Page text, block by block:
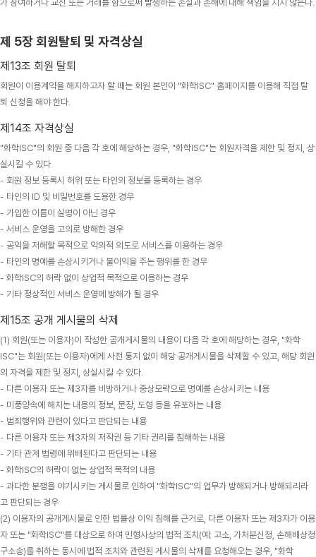
가 참여하거나 교신 또는 거래를 함으로써 발생하는 손실과 손해에 대해 책임을 지지 않는다.
제 5장 회원탈퇴 및 자격상실
제13조 회원 탈퇴
회원이 이용계약을 해지하고자 할 때는 회원 본인이 "화학ISC" 홈페이지를 이용해 직접 탈
퇴 신청을 해야 한다.
제14조 자격상실
"화학ISC"의 회원 중 다음 각 호에 해당하는 경우, "화학ISC"는 회원자격을 제한 및 정지, 상
실시킬 수 있다.
- 회원 정보 등록시 허위 또는 타인의 정보를 등록하는 경우
- 타인의 ID 및 비밀번호를 도용한 경우
- 가입한 이름이 실명이 아닌 경우
- 서비스 운영을 고의로 방해한 경우
- 공익을 저해할 목적으로 악의적 의도로 서비스를 이용하는 경우
- 타인의 명예를 손상시키거나 불이익을 주는 행위를 한 경우
- 화학ISC의 허락 없이 상업적 목적으로 이용하는 경우
- 기타 정상적인 서비스 운영에 방해가 될 경우
제15조 공개 게시물의 삭제
(1) 회원(또는 이용자)이 작성한 공개게시물의 내용이 다음 각 호에 해당하는 경우, "화학
ISC"는 회원(또는 이용자)에게 사전 통지 없이 해당 공개게시물을 삭제할 수 있고, 해당 회원
의 자격을 제한 및 정지, 상실시킬 수 있다.
- 다른 이용자 또는 제3자를 비방하거나 중상모략으로 명예를 손상시키는 내용
- 미풍양속에 해치는 내용의 정보, 문장, 도형 등을 유포하는 내용
- 범죄행위와 관련이 있다고 판단되는 내용
- 다른 이용자 또는 제3자의 저작권 등 기타 권리를 침해하는 내용
- 기타 관계 법령에 위배된다고 판단되는 내용
- 화학ISC의 허락이 없는 상업적 목적의 내용
- 과다한 분쟁을 야기시키는 게시물로 인하여 "화학ISC"의 업무가 방해되거나 방해되리라
고 판단되는 경우
(2) 이용자의 공개게시물로 인한 법률상 이익 침해를 근거로, 다른 이용자 또는 제3자가 이용
자 또는 "화학ISC"를 대상으로 하여 민형사상의 법적 조치(예: 고소, 가처분신청, 손해배상청
구소송)를 취하는 동시에 법적 조치와 관련된 게시물의 삭제를 요청해오는 경우, "화학